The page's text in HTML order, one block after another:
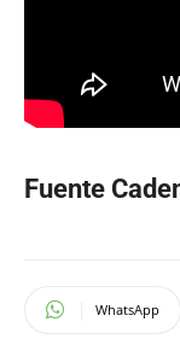
Fuente
WhatsApp